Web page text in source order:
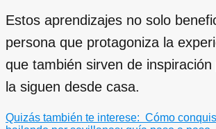
Estos aprendizajes no solo
persona que protagoniza la
que también sirven de
la siguen desde casa.
Quizás también te interese: Cómo